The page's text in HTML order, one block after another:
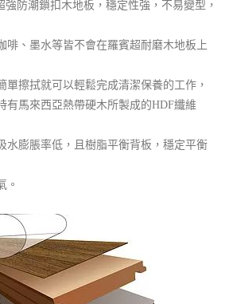
強防潮鎖扣木地板，穩定性強，不易變型，
啡、墨水等皆不會在羅賓超耐磨木地板上
單擦拭就可以輕鬆完成清潔保養的工作，
有馬來西亞熱帶硬木所製成的HDF纖維
水膨脹率低，且樹脂平衡背板，穩定平衡
。